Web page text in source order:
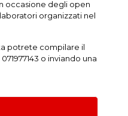
occasione degli open
organizzati nel
potrete compilare il
o inviando una